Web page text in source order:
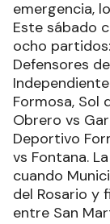
emergencia,
Este sábado
ocho
Defensores
Formosa, Sol
Obrero vs
Deportivo
vs Fontana.
cuando
del Rosario y
entre San